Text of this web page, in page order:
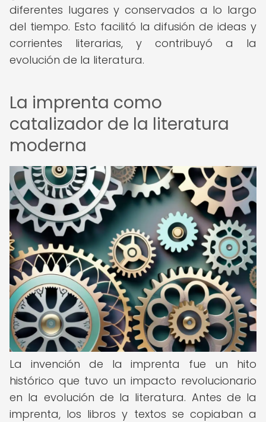
diferentes lugares y conservados a lo largo
del tiempo. Esto facilitó la difusión de ideas y
corrientes literarias, y contribuyó a la
evolución de la literatura.
La imprenta como
catalizador de la literatura
moderna
La invención de la imprenta fue un hito
histórico que tuvo un impacto revolucionario
en la evolución de la literatura. Antes de la
imprenta, los libros y textos se copiaban a